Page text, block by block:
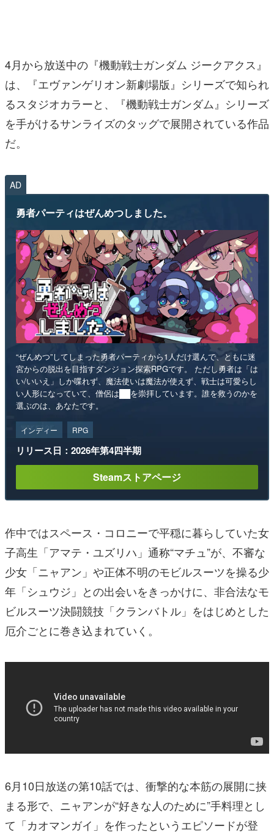
4月から放送中の『機動戦士ガンダム ジークアクス』
は、『エヴァンゲリオン新劇場版』シリーズで知られ
るスタジオカラーと、『機動戦士ガンダム』シリーズ
を手がけるサンライズのタッグで展開されている作品
だ。
AD
勇者パーティはぜんめつしました。
“ぜんめつ”してしまった勇者パーティから1人だけ選んで、ともに迷
宮からの脱出を目指すダンジョン探索RPGです。 ただし勇者は「は
い/いいえ」しか喋れず、魔法使いは魔法が使えず、戦士は可愛らし
い人形になっていて、僧侶は██を崇拝しています。誰を救うのかを
選ぶのは、あなたです。
インディー RPG
リリース日：2026年第4四半期
Steamストアページ
作中ではスペース・コロニーで平穏に暮らしていた女
子高生「アマテ・ユズリハ」通称“マチュ”が、不審な
少女「ニャアン」や正体不明のモビルスーツを操る少
年「シュウジ」との出会いをきっかけに、非合法なモ
ビルスーツ決闘競技「クランバトル」をはじめとした
厄介ごとに巻き込まれていく。
6月10日放送の第10話では、衝撃的な本筋の展開に挟
まる形で、ニャアンが“好きな人のために”手料理とし
て「カオマンガイ」を作ったというエピソードが登